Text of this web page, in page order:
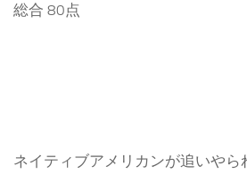
総合 80点
ネイティブアメリカンが追いやら